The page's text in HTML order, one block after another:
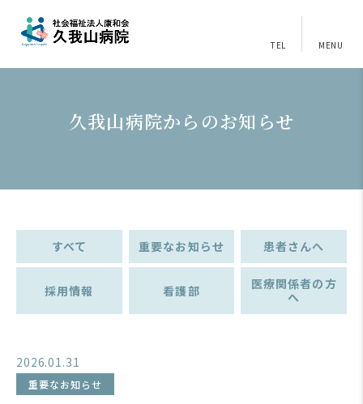
TEL MENU
久我山病院からのお知らせ
すべて 重要なお知らせ 患者さんへ
採用情報 看護部
医療関係者の方
へ
2026.01.31
重要なお知らせ